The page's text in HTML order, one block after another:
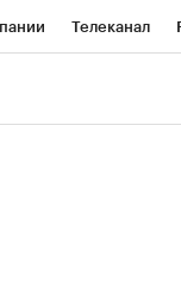
Телеканал